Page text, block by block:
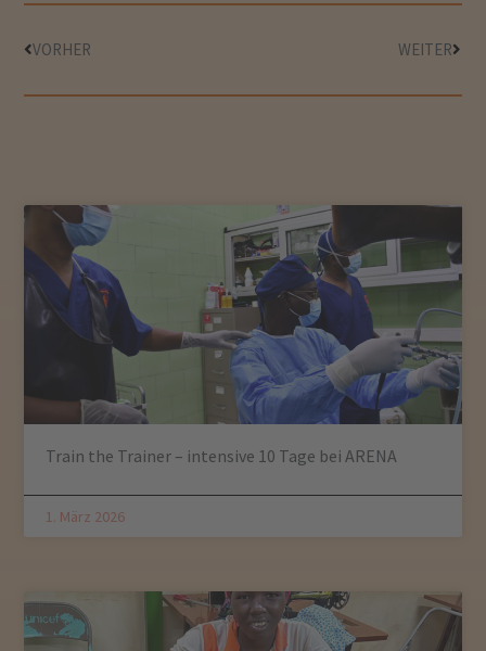
VORHER WEITER
Train the Trainer – intensive 10 Tage bei ARENA
1. März 2026